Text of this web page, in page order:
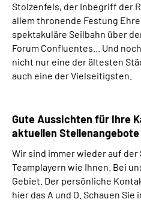
Stolzenfels, der Inbegriff der
allem thronende Festung
spektakuläre Seilbahn über
Forum Confluentes... Und
nicht nur eine der ältesten
auch eine der Vielseitigsten.
Gute Aussichten für Ihre
aktuellen Stellenangebote
Wir sind immer wieder auf
Teamplayern wie Ihnen. Bei
Gebiet. Der persönliche
hier das A und O. Schauen